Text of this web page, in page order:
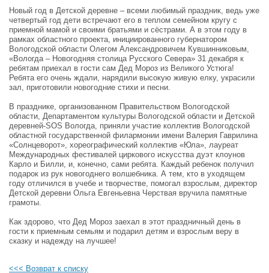
Новый год в Детской деревне – всеми любимый праздник, ведь уже
четвертый год дети встречают его в теплом семейном кругу с
приемной мамой и своими братьями и сёстрами. А в этом году в
рамках областного проекта, инициированного губернатором
Вологодской области Олегом Александровичем Кувшинниковым,
«Вологда – Новогодняя столица Русского Севера» 31 декабря к
ребятам приехал в гости сам Дед Мороз из Великого Устюга!
Ребята его очень ждали, нарядили высокую живую елку, украсили
зал, приготовили новогодние стихи и песни.
В празднике, организованном Правительством Вологодской
области, Департаментом культуры Вологодской области и Детской
деревней-SOS Вологда, приняли участие коллектив Вологодской
областной государственной филармонии имени Валерия Гаврилина
«Солнцеворот», хореографический коллектив «Юла», лауреат
Международных фестивалей циркового искусства дуэт клоунов
Карло и Билли, и, конечно, сами ребята. Каждый ребенок получил
подарок из рук новогоднего волшебника. А тем, кто в уходящем
году отличился в учебе и творчестве, помогал взрослым, директор
Детской деревни Ольга Евгеньевна Черствая вручила памятные
грамоты.
Как здорово, что Дед Мороз заехал в этот праздничный день в
гости к приемным семьям и подарил детям и взрослым веру в
сказку и надежду на лучшее!
<<< Возврат к списку